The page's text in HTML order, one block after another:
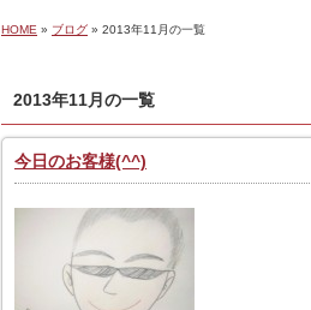
HOME » ブログ » 2013年11月の一覧
2013年11月の一覧
今日のお客様(^^)